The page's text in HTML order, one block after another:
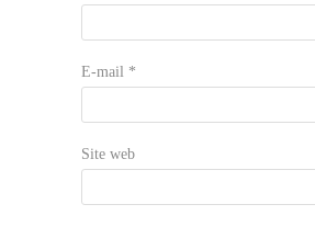
E-mail *
Site web